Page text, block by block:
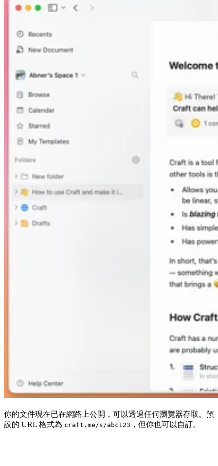
你的文件現在已在網路上公開，可以透過任何瀏覽器存取。預
設的 URL 格式為 craft.me/s/abc123 ，但你也可以自訂。